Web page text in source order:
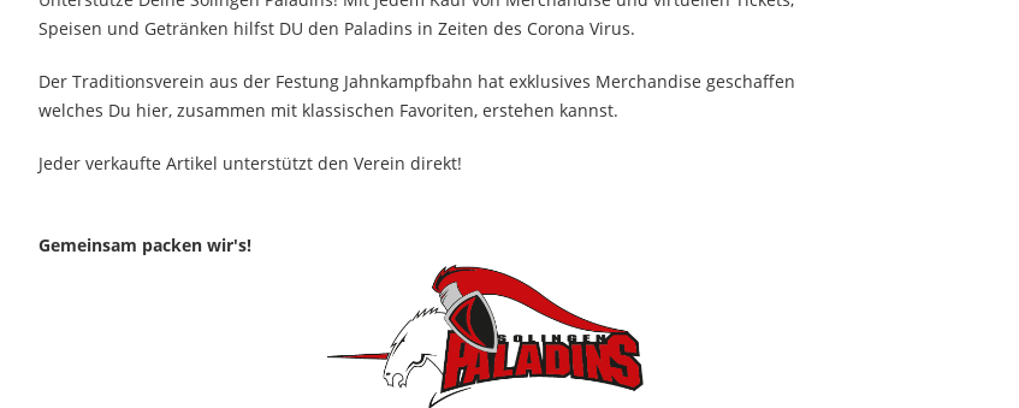
Speisen und Getränken hilfst DU den Paladins in Zeiten des Corona Virus.
Der Traditionsverein aus der Festung Jahnkampfbahn hat exklusives Merchandise geschaffen
welches Du hier, zusammen mit klassischen Favoriten, erstehen kannst.
Jeder verkaufte Artikel unterstützt den Verein direkt!
Gemeinsam packen wir's!